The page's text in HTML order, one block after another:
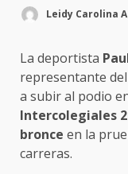
Leidy Carolina
La deportista
representante
a subir al podio
Intercolegiales
bronce en la
carreras.